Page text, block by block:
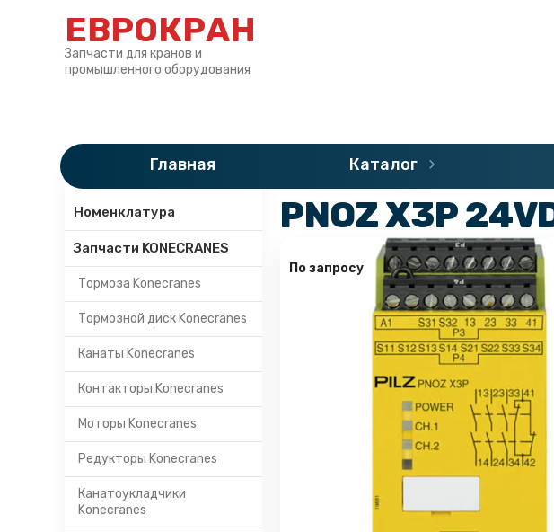
ЕВРОКРАН
Запчасти для кранов и
промышленного оборудования
Главная Каталог
Категории
Номенклатура
Запчасти KONECRANES
Тормоза Konecranes
Тормозной диск Konecranes
Канаты Konecranes
Контакторы Konecranes
Моторы Konecranes
Редукторы Konecranes
Канатоукладчики
Konecranes
»Каталог » Запчасти PILZ
PNOZ X3P
По запросу